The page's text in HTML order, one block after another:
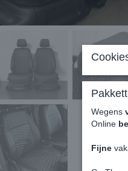
Wegens
Online
Fijne